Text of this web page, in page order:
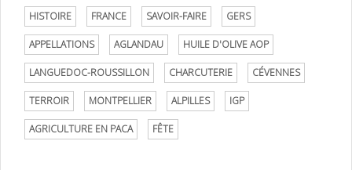
HISTOIRE FRANCE SAVOIR-FAIRE GERS
APPELLATIONS AGLANDAU HUILE D'OLIVE AOP
LANGUEDOC-ROUSSILLON CHARCUTERIE CÉVENNES
TERROIR MONTPELLIER ALPILLES IGP
AGRICULTURE EN PACA FÊTE